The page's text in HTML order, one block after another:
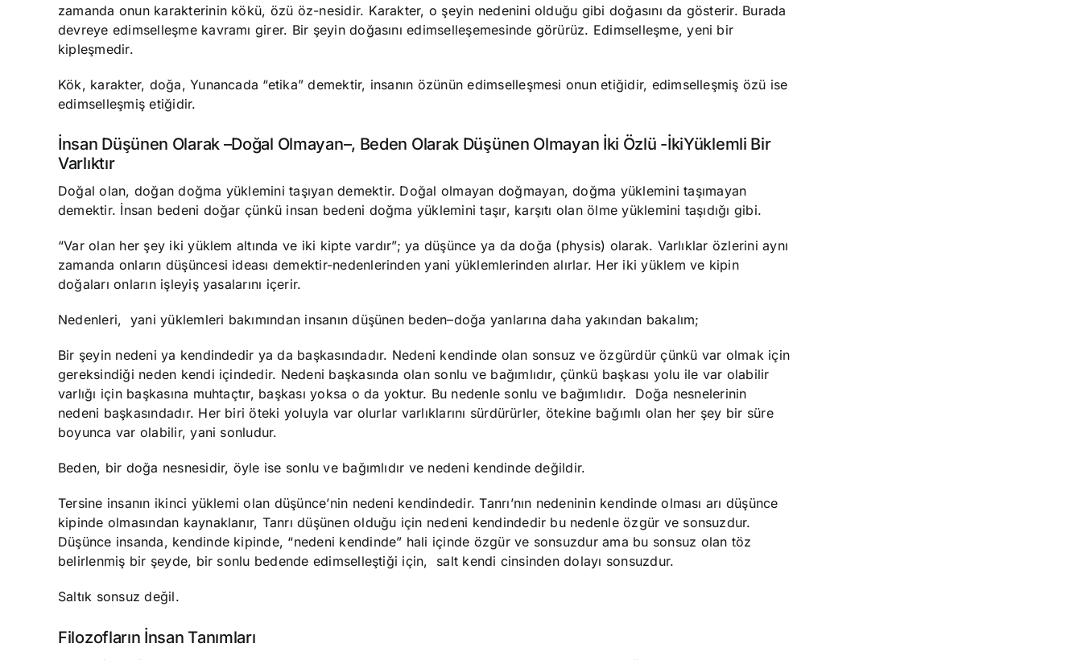
zamanda onun karakterinin kökü, özü öz-nesidir. Karakter, o şeyin nedenini olduğu gibi doğasını da gösterir. Burada
devreye edimselleşme kavramı girer. Bir şeyin doğasını edimselleşemesinde görürüz. Edimselleşme, yeni bir
kipleşmedir.
Kök, karakter, doğa, Yunancada “etika” demektir, insanın özünün edimselleşmesi onun etiğidir, edimselleşmiş özü ise
edimselleşmiş etiğidir.
İnsan Düşünen Olarak –Doğal Olmayan–, Beden Olarak Düşünen Olmayan İki Özlü -İkiYüklemli Bir
Varlıktır
Doğal olan, doğan doğma yüklemini taşıyan demektir. Doğal olmayan doğmayan, doğma yüklemini taşımayan
demektir. İnsan bedeni doğar çünkü insan bedeni doğma yüklemini taşır, karşıtı olan ölme yüklemini taşıdığı gibi.
“Var olan her şey iki yüklem altında ve iki kipte vardır”; ya düşünce ya da doğa (physis) olarak. Varlıklar özlerini aynı
zamanda onların düşüncesi ideası demektir-nedenlerinden yani yüklemlerinden alırlar. Her iki yüklem ve kipin
doğaları onların işleyiş yasalarını içerir.
Nedenleri, yani yüklemleri bakımından insanın düşünen beden–doğa yanlarına daha yakından bakalım;
Bir şeyin nedeni ya kendindedir ya da başkasındadır. Nedeni kendinde olan sonsuz ve özgürdür çünkü var olmak için
gereksindiği neden kendi içindedir. Nedeni başkasında olan sonlu ve bağımlıdır, çünkü başkası yolu ile var olabilir
varlığı için başkasına muhtaçtır, başkası yoksa o da yoktur. Bu nedenle sonlu ve bağımlıdır. Doğa nesnelerinin
nedeni başkasındadır. Her biri öteki yoluyla var olurlar varlıklarını sürdürürler, ötekine bağımlı olan her şey bir süre
boyunca var olabilir, yani sonludur.
Beden, bir doğa nesnesidir, öyle ise sonlu ve bağımlıdır ve nedeni kendinde değildir.
Tersine insanın ikinci yüklemi olan düşünce’nin nedeni kendindedir. Tanrı’nın nedeninin kendinde olması arı düşünce
kipinde olmasından kaynaklanır, Tanrı düşünen olduğu için nedeni kendindedir bu nedenle özgür ve sonsuzdur.
Düşünce insanda, kendinde kipinde, “nedeni kendinde” hali içinde özgür ve sonsuzdur ama bu sonsuz olan töz
belirlenmiş bir şeyde, bir sonlu bedende edimselleştiği için, salt kendi cinsinden dolayı sonsuzdur.
Saltık sonsuz değil.
Filozofların İnsan Tanımları